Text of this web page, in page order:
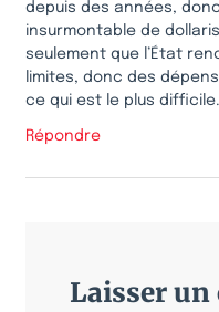
depuis des années,
insurmontable de
seulement que l’État
limites, donc des
ce qui est le plus difficile.
Répondre
Laisser